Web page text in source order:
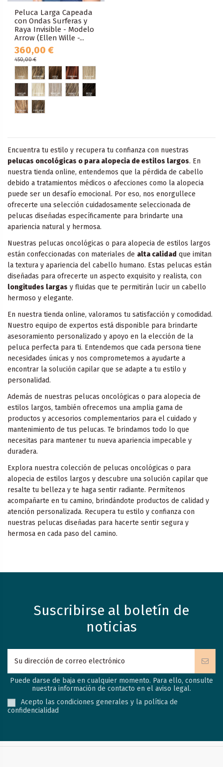
Peluca Larga Capeada
con Ondas Surferas y
Raya Invisible - Modelo
Arrow (Ellen Wille -...
360,00 €
450,00 €
Encuentra tu estilo y recupera tu confianza con nuestras
pelucas oncológicas o para alopecia de estilos largos. En
nuestra tienda online, entendemos que la pérdida de cabello
debido a tratamientos médicos o afecciones como la alopecia
puede ser un desafío emocional. Por eso, nos enorgullece
ofrecerte una selección cuidadosamente seleccionada de
pelucas diseñadas específicamente para brindarte una
apariencia natural y hermosa.
Nuestras pelucas oncológicas o para alopecia de estilos largos
están confeccionadas con materiales de alta calidad que imitan
la textura y apariencia del cabello humano. Estas pelucas están
diseñadas para ofrecerte un aspecto exquisito y realista, con
longitudes largas y fluidas que te permitirán lucir un cabello
hermoso y elegante.
En nuestra tienda online, valoramos tu satisfacción y comodidad.
Nuestro equipo de expertos está disponible para brindarte
asesoramiento personalizado y apoyo en la elección de la
peluca perfecta para ti. Entendemos que cada persona tiene
necesidades únicas y nos comprometemos a ayudarte a
encontrar la solución capilar que se adapte a tu estilo y
personalidad.
Además de nuestras pelucas oncológicas o para alopecia de
estilos largos, también ofrecemos una amplia gama de
productos y accesorios complementarios para el cuidado y
mantenimiento de tus pelucas. Te brindamos todo lo que
necesitas para mantener tu nueva apariencia impecable y
duradera.
Explora nuestra colección de pelucas oncológicas o para
alopecia de estilos largos y descubre una solución capilar que
resalte tu belleza y te haga sentir radiante. Permítenos
acompañarte en tu camino, brindándote productos de calidad y
atención personalizada. Recupera tu estilo y confianza con
nuestras pelucas diseñadas para hacerte sentir segura y
hermosa en cada paso del camino.
Suscribirse al boletín de
noticias
Puede darse de baja en cualquier momento. Para ello, consulte
nuestra información de contacto en el aviso legal.
Acepto las condiciones generales y la política de
confidencialidad